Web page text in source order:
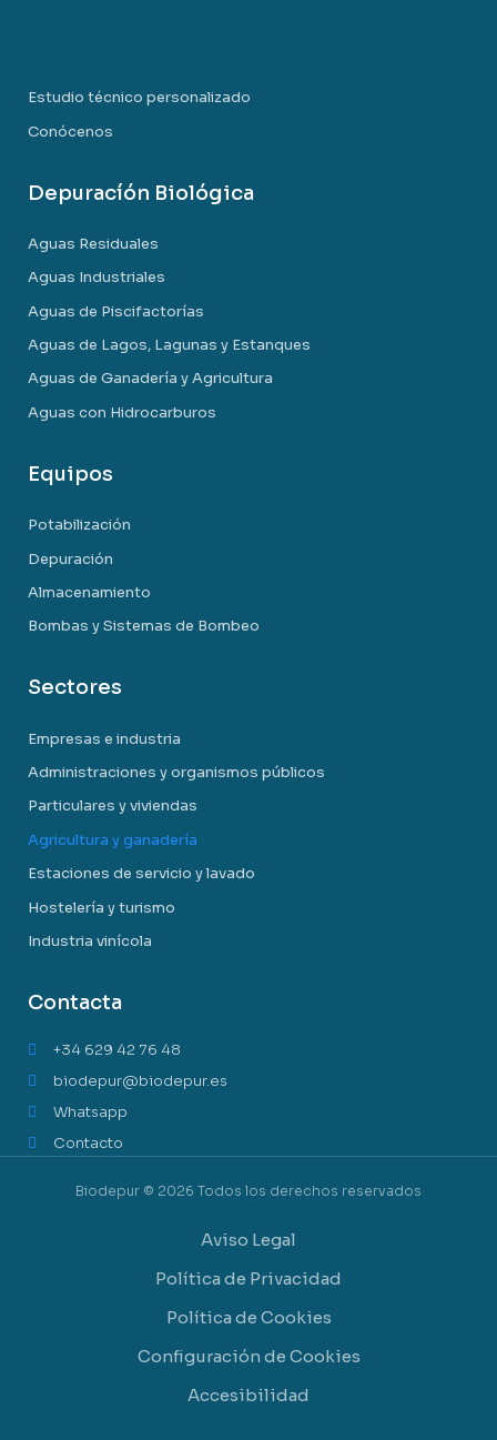
Estudio técnico personalizado
Conócenos
Depuracíón Biológica
Aguas Residuales
Aguas Industriales
Aguas de Piscifactorías
Aguas de Lagos, Lagunas y Estanques
Aguas de Ganadería y Agricultura
Aguas con Hidrocarburos
Equipos
Potabilización
Depuración
Almacenamiento
Bombas y Sistemas de Bombeo
Sectores
Empresas e industria
Administraciones y organismos públicos
Particulares y viviendas
Agricultura y ganadería
Estaciones de servicio y lavado
Hostelería y turismo
Industria vinícola
Contacta
+34 629 42 76 48
biodepur@biodepur.es
Whatsapp
Contacto
Biodepur © 2026 Todos los derechos reservados
Aviso Legal
Política de Privacidad
Política de Cookies
Configuración de Cookies
Accesibilidad